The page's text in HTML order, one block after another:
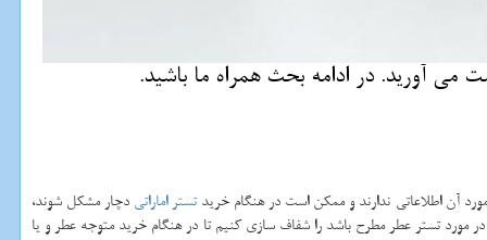
آورید. در ادامه بحث همراه ما باشید.
آن اطلاعاتی ندارند و ممکن است در هنگام خریدتستر اماراتی دچار مشکل شوند،
تستر عطر مطرح باشد را شفاف سازی کنیم تا در هنگام خرید متوجه عطر و یا